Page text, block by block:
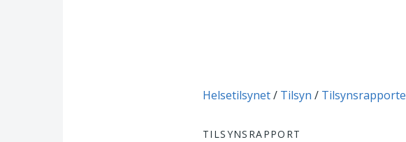
Du er her:
Helsetilsynet Tilsyn
TILSYNSRAPPORT